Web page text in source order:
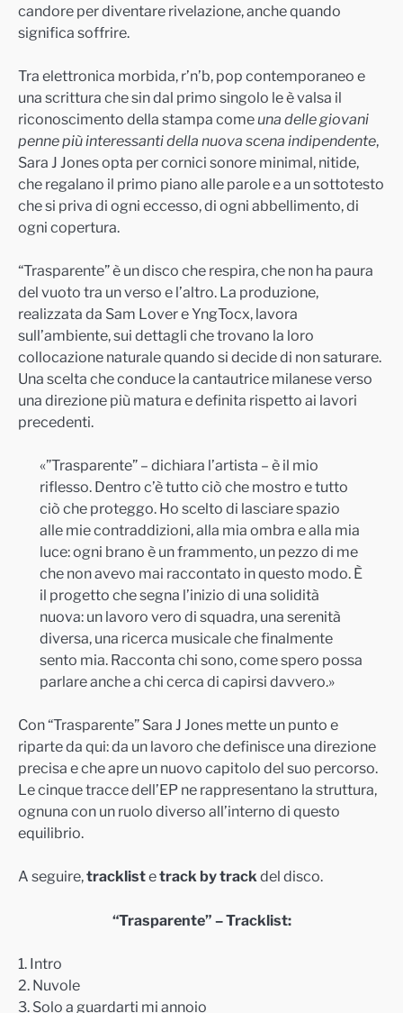
candore per diventare rivelazione, anche quando
significa soffrire.
Tra elettronica morbida, r’n’b, pop contemporaneo e
una scrittura che sin dal primo singolo le è valsa il
riconoscimento della stampa come una delle giovani
penne più interessanti della nuova scena indipendente,
Sara J Jones opta per cornici sonore minimal, nitide,
che regalano il primo piano alle parole e a un sottotesto
che si priva di ogni eccesso, di ogni abbellimento, di
ogni copertura.
“Trasparente” è un disco che respira, che non ha paura
del vuoto tra un verso e l’altro. La produzione,
realizzata da Sam Lover e YngTocx, lavora
sull’ambiente, sui dettagli che trovano la loro
collocazione naturale quando si decide di non saturare.
Una scelta che conduce la cantautrice milanese verso
una direzione più matura e definita rispetto ai lavori
precedenti.
«”Trasparente” – dichiara l’artista – è il mio
riflesso. Dentro c’è tutto ciò che mostro e tutto
ciò che proteggo. Ho scelto di lasciare spazio
alle mie contraddizioni, alla mia ombra e alla mia
luce: ogni brano è un frammento, un pezzo di me
che non avevo mai raccontato in questo modo. È
il progetto che segna l’inizio di una solidità
nuova: un lavoro vero di squadra, una serenità
diversa, una ricerca musicale che finalmente
sento mia. Racconta chi sono, come spero possa
parlare anche a chi cerca di capirsi davvero.»
Con “Trasparente” Sara J Jones mette un punto e
riparte da qui: da un lavoro che definisce una direzione
precisa e che apre un nuovo capitolo del suo percorso.
Le cinque tracce dell’EP ne rappresentano la struttura,
ognuna con un ruolo diverso all’interno di questo
equilibrio.
A seguire,tracklistetrack by trackdel disco.
“Trasparente” – Tracklist:
1. Intro
2. Nuvole
3. Solo a guardarti mi annoio